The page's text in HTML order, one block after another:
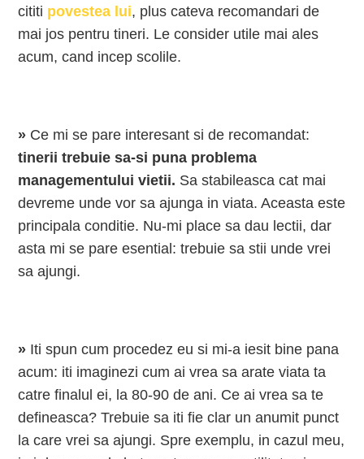
cititi povestea lui, plus cateva recomandari de
mai jos pentru tineri. Le consider utile mai ales
acum, cand incep scolile.
» Ce mi se pare interesant si de recomandat:
tinerii trebuie sa-si puna problema
managementului vietii. Sa stabileasca cat mai
devreme unde vor sa ajunga in viata. Aceasta este
principala conditie. Nu-mi place sa dau lectii, dar
asta mi se pare esential: trebuie sa stii unde vrei
sa ajungi.
» Iti spun cum procedez eu si mi-a iesit bine pana
acum: iti imaginezi cum ai vrea sa arate viata ta
catre finalul ei, la 80-90 de ani. Ce ai vrea sa te
defineasca? Trebuie sa iti fie clar un anumit punct
la care vrei sa ajungi. Spre exemplu, in cazul meu,